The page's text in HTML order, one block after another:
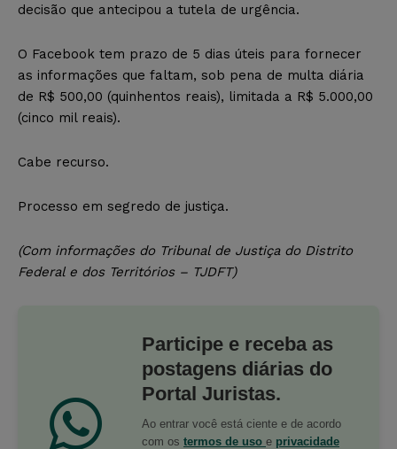
decisão que antecipou a tutela de urgência.
O Facebook tem prazo de 5 dias úteis para fornecer
as informações que faltam, sob pena de multa diária
de R$ 500,00 (quinhentos reais), limitada a R$ 5.000,00
(cinco mil reais).
Cabe recurso.
Processo em segredo de justiça.
(Com informações do Tribunal de Justiça do Distrito
Federal e dos Territórios – TJDFT)
Participe e receba as
postagens diárias do
Portal Juristas.
Ao entrar você está ciente e de acordo
com os termos de uso e privacidade